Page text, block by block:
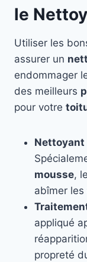
le
Utiliser les
assurer un
endommager
des meilleurs
pour votre
Nettoyant
mousse,
abîmer les
appliqué
propreté